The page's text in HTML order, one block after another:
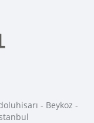
- Beykoz -